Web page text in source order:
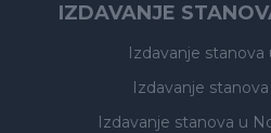
IZDAVANJE
Izdavanje stanova
Izdavanje stanova
Izdavanje stanova u